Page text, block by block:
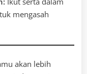
mengasah
akan lebih